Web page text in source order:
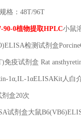
格： 48T/96T
90-0植物提取HPLC小鼠
检测试剂盒
免疫试剂盒 Rat
1α,IL-1αELISAKit人白
剂盒20次
试剂盒大鼠